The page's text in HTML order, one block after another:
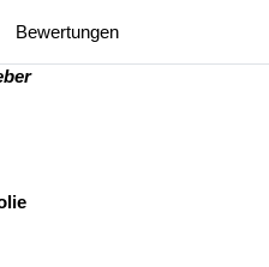
Bewertungen